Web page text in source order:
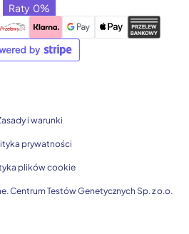
Raty 0%
Centrum Testów Genetycznych Sp. z o.o.
i warunki
prywatności
plików cookie